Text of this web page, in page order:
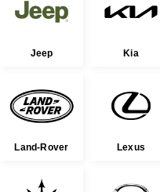
Jeep Kia
Land-Rover Lexus